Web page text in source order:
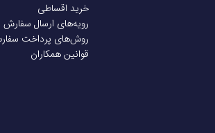
خرید اقساطی
رویه‌های ارسال سفارش
روش‌های پرداخت
قوانین همکاران